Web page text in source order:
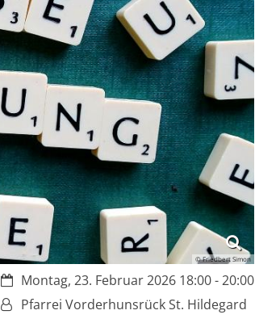
© Friedbert Simon
Datum:Montag, 23. Februar 2026 18:00 - 20:00
Von:Pfarrei Vorderhunsrück St. Hildegard